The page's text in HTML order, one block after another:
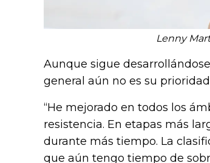
Lenny
Aunque sigue
general aún no es su
“He mejorado en todos los
resistencia. En etapas más
durante más tiempo. La
que aún tengo tiempo de